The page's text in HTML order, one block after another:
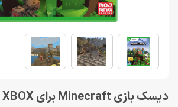
دیسک بازی Minecraft برای XBOX